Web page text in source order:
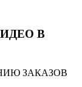
В
ЗАКАЗОВ